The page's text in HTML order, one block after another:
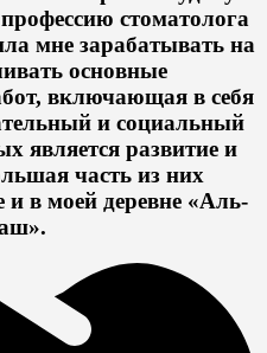
стоматолога
мне зарабатывать на
основные
включающая в себя
и социальный
является развитие и
часть из них
и в моей деревне «Аль-